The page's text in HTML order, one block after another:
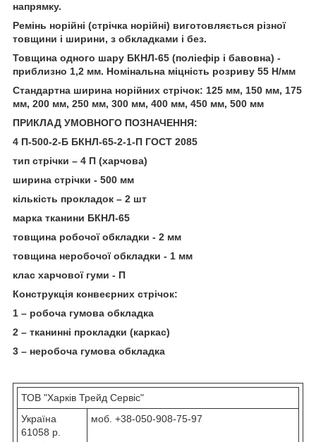
напрямку.
Ремінь норійні (стрічка норійні) виготовляється різної
товщини і ширини, з обкладками і без.
Товщина одного шару БКНЛ-65 (поліефір і бавовна) -
приблизно 1,2 мм. Номінальна міцність розриву 55 Н/мм
Стандартна ширина норійних стрічок: 125 мм, 150 мм, 175
мм, 200 мм, 250 мм, 300 мм, 400 мм, 450 мм, 500 мм
ПРИКЛАД УМОВНОГО ПОЗНАЧЕННЯ:
4 П-500-2-Б БКНЛ-65-2-1-П ГОСТ 2085
тип стрічки – 4 П (харчова)
ширина стрічки - 500 мм
кількість прокладок – 2 шт
марка тканини БКНЛ-65
товщина робочої обкладки - 2 мм
товщина неробочої обкладки - 1 мм
клас харчової гуми - П
Конструкція конвеєрних стрічок:
1 – робоча гумова обкладка
2 – тканинні прокладки (каркас)
3 – неробоча гумова обкладка
ТОВ "Харків Трейд Сервіс"
Україна
61058 р.
моб. +38-050-908-75-97